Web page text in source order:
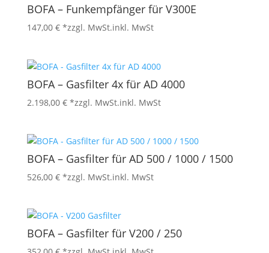
BOFA – Funkempfänger für V300E
147,00 € *zzgl. MwSt.inkl. MwSt
BOFA – Gasfilter 4x für AD 4000
2.198,00 € *zzgl. MwSt.inkl. MwSt
BOFA – Gasfilter für AD 500 / 1000 / 1500
526,00 € *zzgl. MwSt.inkl. MwSt
BOFA – Gasfilter für V200 / 250